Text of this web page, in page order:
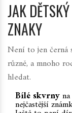
JAK
ZNAKY
Není to jen černá
různě, a mnoho
hledat.
Bílé skvrny
nejčastější